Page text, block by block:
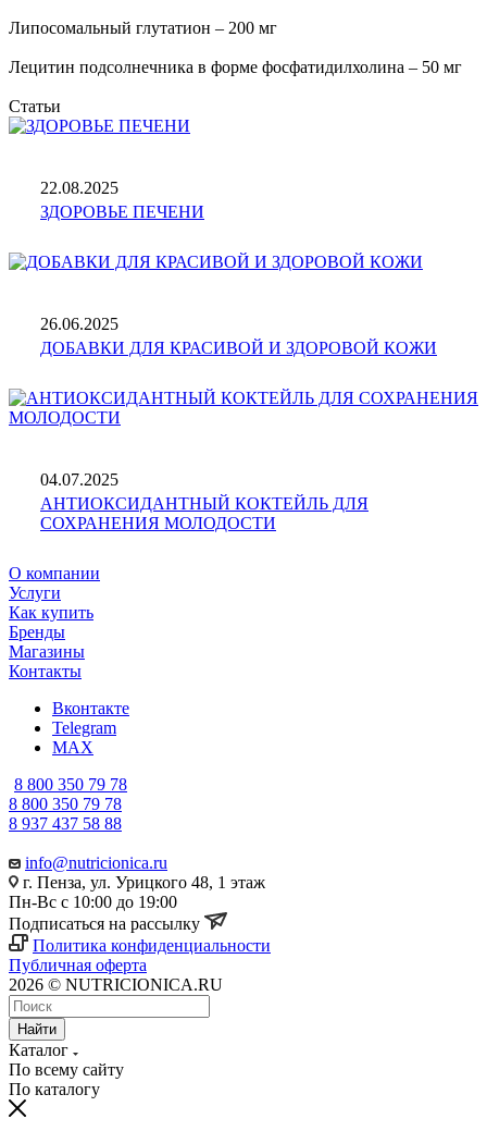
Липосомальный глутатион – 200 мг
Лецитин подсолнечника в форме фосфатидилхолина – 50 мг
Статьи
22.08.2025
ЗДОРОВЬЕ ПЕЧЕНИ
26.06.2025
ДОБАВКИ ДЛЯ КРАСИВОЙ И ЗДОРОВОЙ КОЖИ
04.07.2025
АНТИОКСИДАНТНЫЙ КОКТЕЙЛЬ ДЛЯ
СОХРАНЕНИЯ МОЛОДОСТИ
О компании
Услуги
Как купить
Бренды
Магазины
Контакты
Вконтакте
Telegram
MAX
8 800 350 79 78
8 800 350 79 78
8 937 437 58 88
info@nutricionica.ru
г. Пенза, ул. Урицкого 48, 1 этаж
Пн-Вс с 10:00 до 19:00
Подписаться на рассылку
Политика конфиденциальности
Публичная оферта
2026 © NUTRICIONICA.RU
Найти
Каталог
По всему сайту
По каталогу